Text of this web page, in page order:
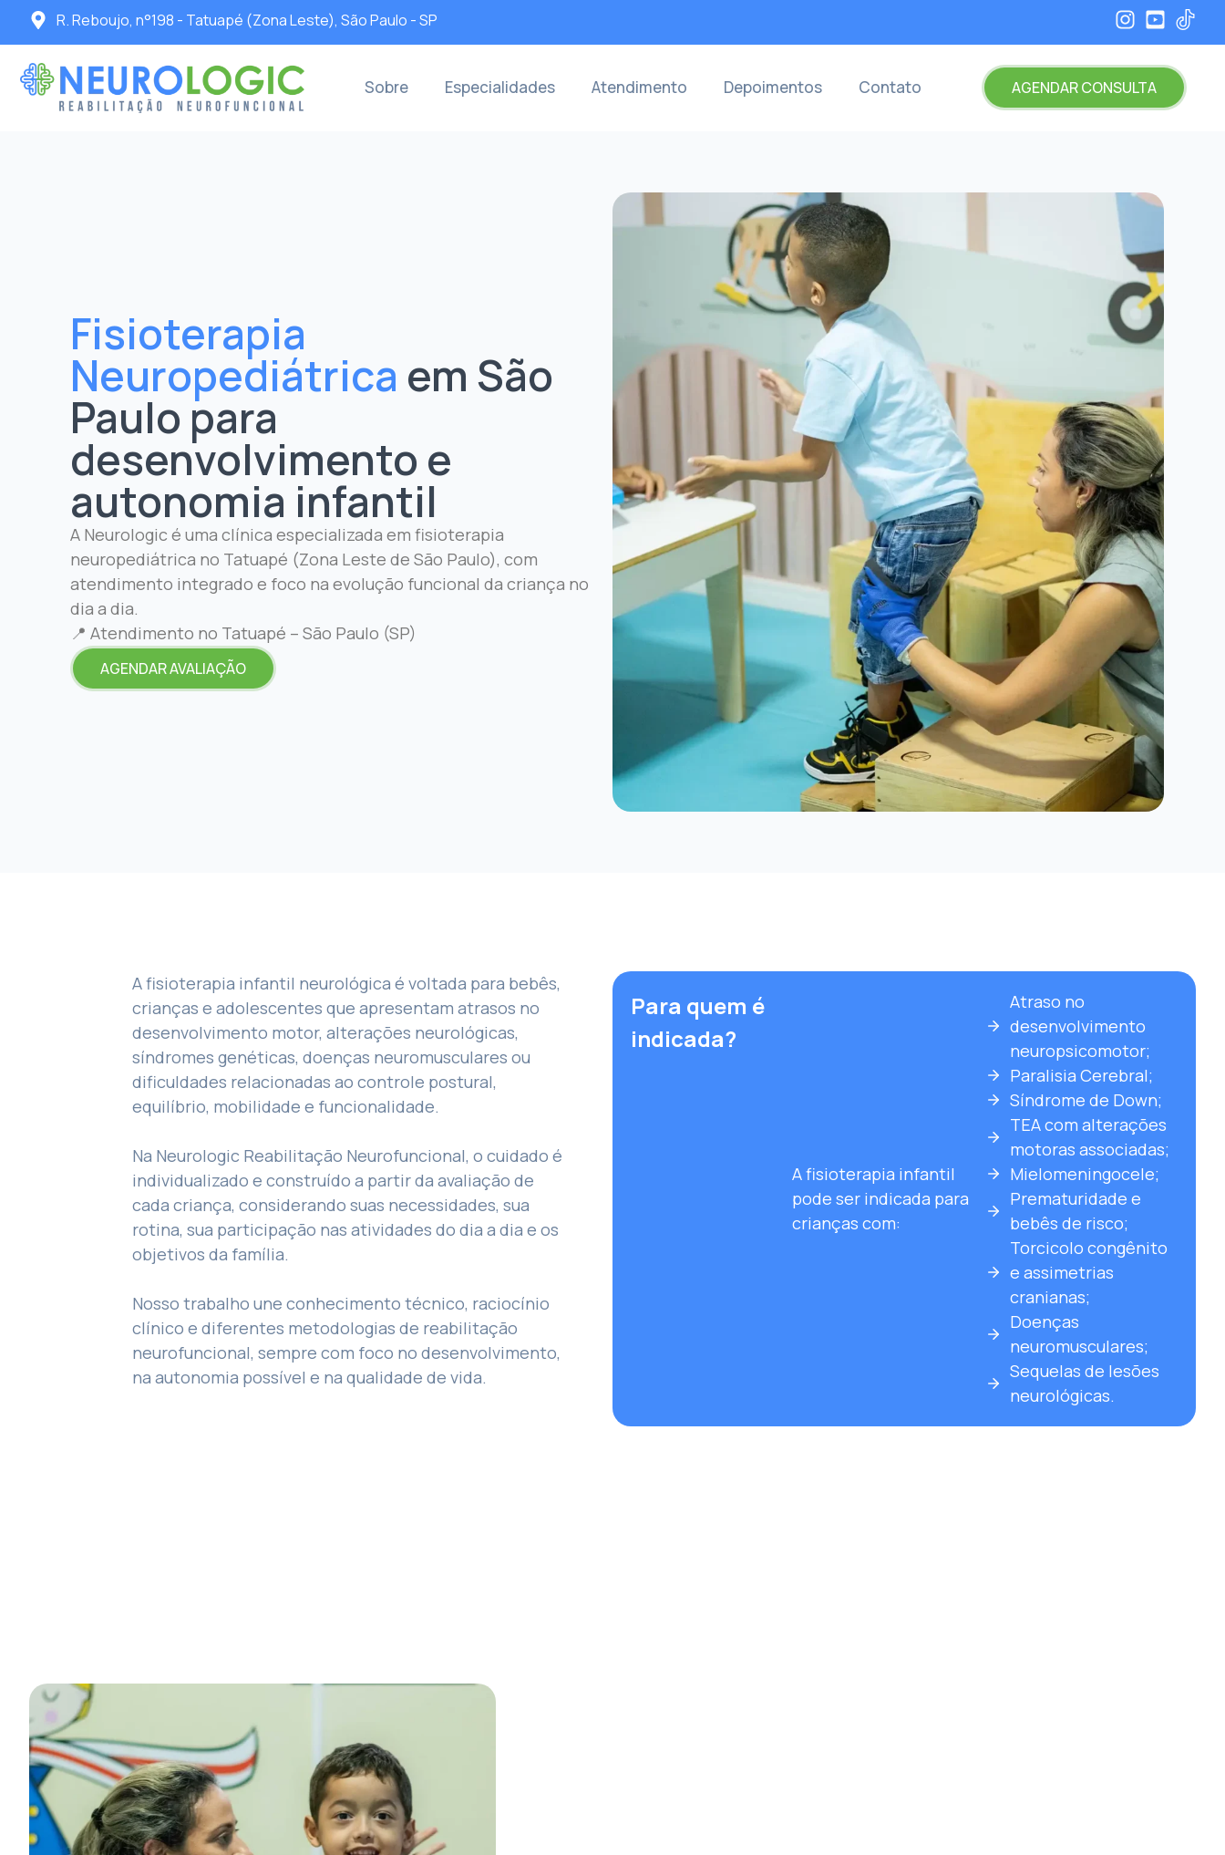
R. Reboujo, n°198 - Tatuapé (Zona Leste), São Paulo - SP
Sobre Especialidades Atendimento Depoimentos Contato AGENDAR CONSULTA
Fisioterapia
Neuropediátrica em São
Paulo para
desenvolvimento e
autonomia infantil
A Neurologic é uma clínica especializada em fisioterapia
neuropediátrica no Tatuapé (Zona Leste de São Paulo), com
atendimento integrado e foco na evolução funcional da criança no
dia a dia.
📍 Atendimento no Tatuapé – São Paulo (SP)
AGENDAR AVALIAÇÃO
A fisioterapia infantil neurológica é voltada para bebês,
crianças e adolescentes que apresentam atrasos no
desenvolvimento motor, alterações neurológicas,
síndromes genéticas, doenças neuromusculares ou
dificuldades relacionadas ao controle postural,
equilíbrio, mobilidade e funcionalidade.
Na Neurologic Reabilitação Neurofuncional, o cuidado é
individualizado e construído a partir da avaliação de
cada criança, considerando suas necessidades, sua
rotina, sua participação nas atividades do dia a dia e os
objetivos da família.
Nosso trabalho une conhecimento técnico, raciocínio
clínico e diferentes metodologias de reabilitação
neurofuncional, sempre com foco no desenvolvimento,
na autonomia possível e na qualidade de vida.
Para quem é
indicada?
A fisioterapia infantil
pode ser indicada para
crianças com:
Atraso no
desenvolvimento
neuropsicomotor;
Paralisia Cerebral;
Síndrome de Down;
TEA com alterações
motoras associadas;
Mielomeningocele;
Prematuridade e
bebês de risco;
Torcicolo congênito
e assimetrias
cranianas;
Doenças
neuromusculares;
Sequelas de lesões
neurológicas.